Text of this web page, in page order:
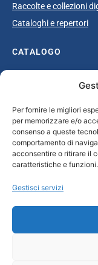
Per fornire le migliori
per memorizzare e/o
consenso a queste
comportamento di
acconsentire o ritirare il
caratteristiche e funzioni.
Gestisci servizi
Raccolte e collezioni
Cataloghi e repertori
CATALOGO
Catalogo completo
Età giolittiana
Grande Guerra e
Fascismo
Repubblica Sociale
CONTATTI